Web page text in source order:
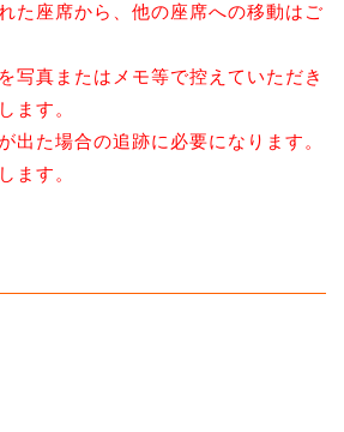
た座席から、他の座席への移動はご
写真またはメモ等で控えていただき
ます。
出た場合の追跡に必要になります。
ます。